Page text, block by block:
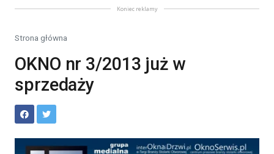
Koniec reklamy
Strona główna
OKNO nr 3/2013 już w
sprzedaży